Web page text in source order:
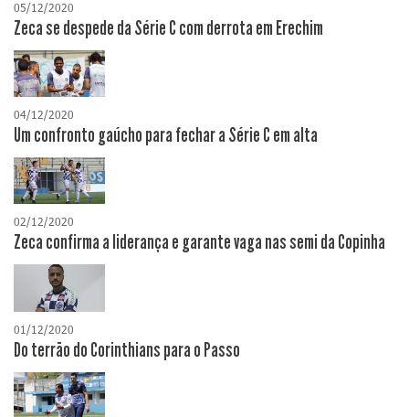
05/12/2020
Zeca se despede da Série C com derrota em Erechim
04/12/2020
Um confronto gaúcho para fechar a Série C em alta
02/12/2020
Zeca confirma a liderança e garante vaga nas semi da Copinha
01/12/2020
Do terrão do Corinthians para o Passo